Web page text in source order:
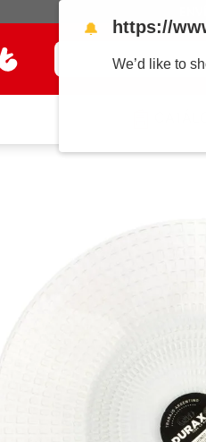
¿Qué estás buscando?
🔔 https://
We’d like to